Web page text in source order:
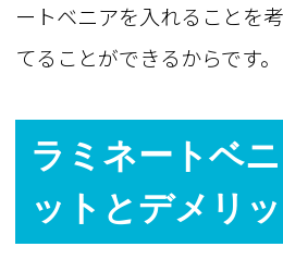
ートベニアを入れることを
てることができるからです。
ラミネートベ
ットとデメリ